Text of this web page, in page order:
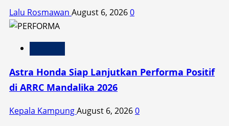
Lalu Rosmawan August 6, 20260
Astra Honda Siap Lanjutkan Performa Positif
di ARRC Mandalika 2026
Kepala KampungAugust 6, 20260